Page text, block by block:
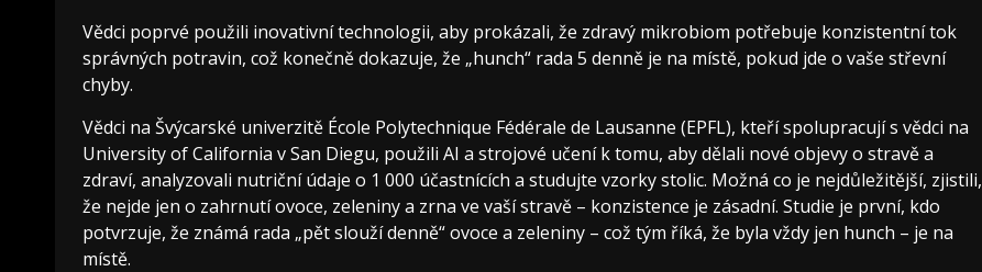
Vědci poprvé použili inovativní technologii, aby prokázali, že zdravý mikrobiom potřebuje konzistentní tok
správných potravin, což konečně dokazuje, že „hunch“ rada 5 denně je na místě, pokud jde o vaše střevní
chyby.
Vědci na Švýcarské univerzitě École Polytechnique Fédérale de Lausanne (EPFL), kteří spolupracují s vědci na
University of California v San Diegu, použili AI a strojové učení k tomu, aby dělali nové objevy o stravě a
zdraví, analyzovali nutriční údaje o 1 000 účastnících a studujte vzorky stolic. Možná co je nejdůležitější, zjistili,
že nejde jen o zahrnutí ovoce, zeleniny a zrna ve vaší stravě – konzistence je zásadní. Studie je první, kdo
potvrzuje, že známá rada „pět slouží denně“ ovoce a zeleniny – což tým říká, že byla vždy jen hunch – je na
místě.